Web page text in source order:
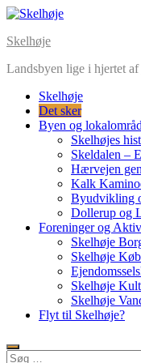
Skip
content
Skelhøje
Landsbyen lige i hjertet
Skelhøje
Det sker
Byen og
Skelhøjes
Skeldalen –
Hærvejen
Kalk
Byudvikling
Dollerup og
Foreninger og
Skelhøje
Skelhøje
Skelhøje
Skelhøje
Flyt til Skelhøje?
Søg